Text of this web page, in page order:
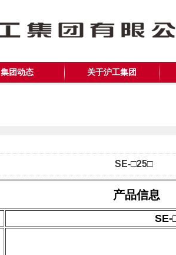
集团动态 关于沪工集团
SE-□25□
产品信息
SE-